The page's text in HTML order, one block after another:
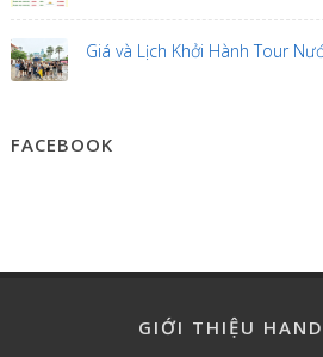
Giá và Lịch Khởi Hành Tour
FACEBOOK
GIỚI THIỆU